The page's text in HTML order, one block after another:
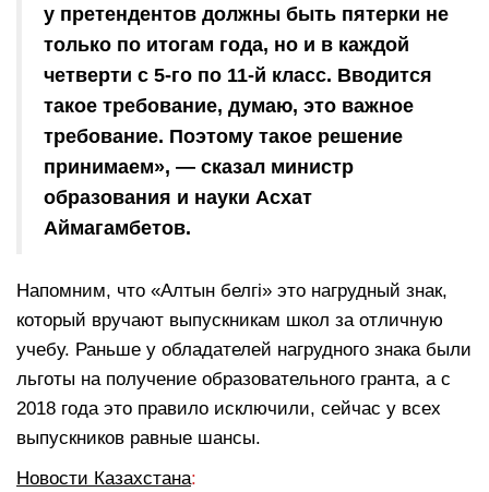
у претендентов должны быть пятерки не
только по итогам года, но и в каждой
четверти с 5-го по 11-й класс. Вводится
такое требование, думаю, это важное
требование. Поэтому такое решение
принимаем», — сказал министр
образования и науки Асхат
Аймагамбетов.
Напомним, что «Алтын белгі» это нагрудный знак,
который вручают выпускникам школ за отличную
учебу. Раньше у обладателей нагрудного знака были
льготы на получение образовательного гранта, а с
2018 года это правило исключили, сейчас у всех
выпускников равные шансы.
Новости Казахстана: